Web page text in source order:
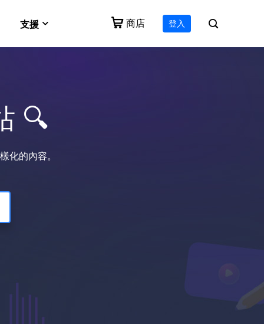
Mac
片
成工具
支援 商店 登入
🔍
化的內容。